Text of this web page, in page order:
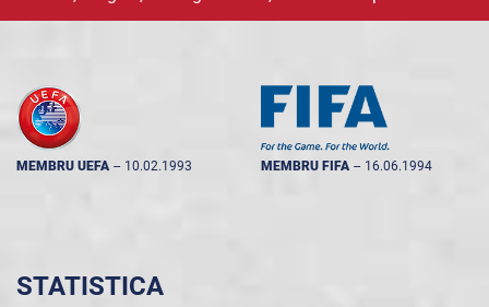
MEMBRU UEFA -- 10.02.1993 MEMBRU FIFA -- 16.06.1994
STATISTICA